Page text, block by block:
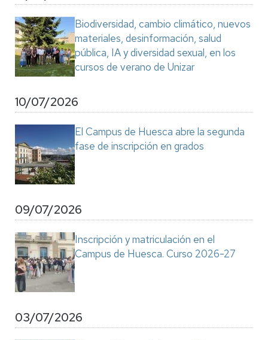
Biodiversidad, cambio climático, nuevos
materiales, desinformación, salud
pública, IA y diversidad sexual, en los
cursos de verano de Unizar
10/07/2026
El Campus de Huesca abre la segunda
fase de inscripción en grados
09/07/2026
Inscripción y matriculación en el
Campus de Huesca. Curso 2026-27
03/07/2026